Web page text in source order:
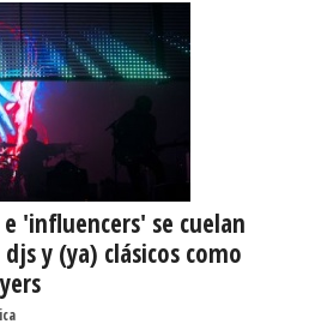
'influencers' se cuelan
y (ya) clásicos como